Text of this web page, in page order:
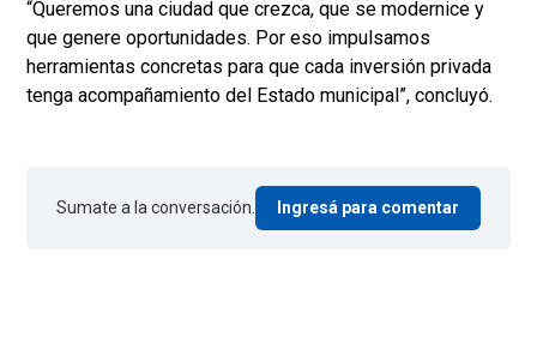
“Queremos una ciudad que crezca, que se modernice y
que genere oportunidades. Por eso impulsamos
herramientas concretas para que cada inversión privada
tenga acompañamiento del Estado municipal”, concluyó.
Sumate a la conversación. Ingresá para comentar